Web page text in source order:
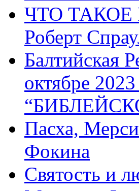
ЧТО
Роберт
Балтийская
октябре
Пасха,
Фокина
Святость и